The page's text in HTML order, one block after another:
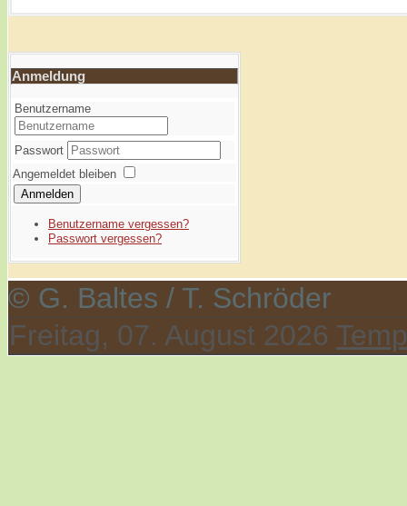
Anmeldung
Benutzername
Passwort
Angemeldet bleiben
Anmelden
Benutzername vergessen?
Passwort vergessen?
© G. Baltes / T. Schröder
Freitag, 07. August 2026